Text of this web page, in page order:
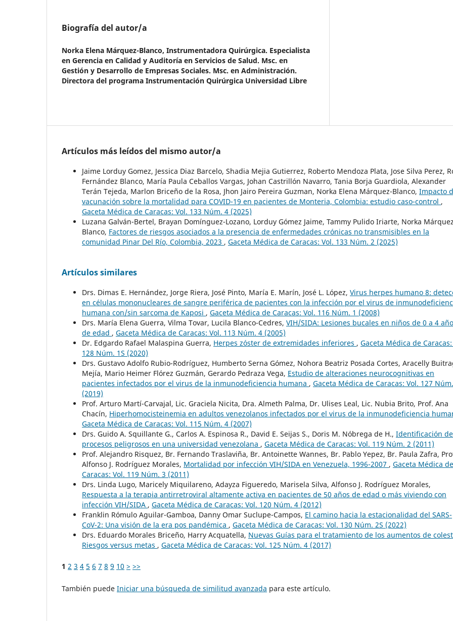
Biografía del autor/a
Norka Elena Márquez-Blanco, Instrumentadora Quirúrgica. Especialista
en Gerencia en Calidad y Auditoría en Servicios de Salud. Msc. en
Gestión y Desarrollo de Empresas Sociales. Msc. en Administración.
Directora del programa Instrumentación Quirúrgica Universidad Libre
Artículos más leídos del mismo autor/a
Jaime Lorduy Gomez, Jessica Diaz Barcelo, Shadia Mejia Gutierrez, Roberto Mendoza Plata, Jose Silva Perez,
Fernández Blanco, María Paula Ceballos Vargas, Johan Castrillón Navarro, Tania Borja Guardiola, Alexander
Terán Tejeda, Marlon Briceño de la Rosa, Jhon Jairo Pereira Guzman, Norka Elena Márquez-Blanco, Impacto
vacunación sobre la mortalidad para COVID-19 en pacientes de Monteria, Colombia: estudio caso-control ,
Gaceta Médica de Caracas: Vol. 133 Núm. 4 (2025)
Luzana Galván-Bertel, Brayan Domínguez-Lozano, Lorduy Gómez Jaime, Tammy Pulido Iriarte, Norka
Blanco, Factores de riesgos asociados a la presencia de enfermedades crónicas no transmisibles en la
comunidad Pinar Del Río, Colombia, 2023 , Gaceta Médica de Caracas: Vol. 133 Núm. 2 (2025)
Artículos similares
Drs. Dimas E. Hernández, Jorge Riera, José Pinto, María E. Marín, José L. López, Virus herpes humano 8:
en células mononucleares de sangre periférica de pacientes con la infección por el virus de
humana con/sin sarcoma de Kaposi , Gaceta Médica de Caracas: Vol. 116 Núm. 1 (2008)
Drs. María Elena Guerra, Vilma Tovar, Lucila Blanco-Cedres, VIH/SIDA: Lesiones bucales en niños de 0 a 4
de edad , Gaceta Médica de Caracas: Vol. 113 Núm. 4 (2005)
Dr. Edgardo Rafael Malaspina Guerra, Herpes zóster de extremidades inferiores , Gaceta Médica de
128 Núm. 1S (2020)
Drs. Gustavo Adolfo Rubio-Rodríguez, Humberto Serna Gómez, Nohora Beatriz Posada Cortes, Aracelly
Mejía, Mario Heimer Flórez Guzmán, Gerardo Pedraza Vega, Estudio de alteraciones neurocognitivas en
pacientes infectados por el virus de la inmunodeficiencia humana , Gaceta Médica de Caracas: Vol. 127
(2019)
Prof. Arturo Martí-Carvajal, Lic. Graciela Nicita, Dra. Almeth Palma, Dr. Ulises Leal, Lic. Nubia Brito, Prof. Ana
Chacín, Hiperhomocisteinemia en adultos venezolanos infectados por el virus de la inmunodeficiencia
Gaceta Médica de Caracas: Vol. 115 Núm. 4 (2007)
Drs. Guido A. Squillante G., Carlos A. Espinosa R., David E. Seijas S., Doris M. Nóbrega de H., Identificación de
procesos peligrosos en una universidad venezolana , Gaceta Médica de Caracas: Vol. 119 Núm. 2 (2011)
Prof. Alejandro Risquez, Br. Fernando Traslaviña, Br. Antoinette Wannes, Br. Pablo Yepez, Br. Paula Zafra,
Alfonso J. Rodríguez Morales, Mortalidad por infección VIH/SIDA en Venezuela, 1996-2007 , Gaceta Médica de
Caracas: Vol. 119 Núm. 3 (2011)
Drs. Linda Lugo, Maricely Miquilareno, Adayza Figueredo, Marisela Silva, Alfonso J. Rodríguez Morales,
Respuesta a la terapia antirretroviral altamente activa en pacientes de 50 años de edad o más viviendo con
infección VIH/SIDA , Gaceta Médica de Caracas: Vol. 120 Núm. 4 (2012)
Franklin Rómulo Aguilar-Gamboa, Danny Omar Suclupe-Campos, El camino hacia la estacionalidad del SARS-
CoV-2: Una visión de la era pos pandémica , Gaceta Médica de Caracas: Vol. 130 Núm. 2S (2022)
Drs. Eduardo Morales Briceño, Harry Acquatella, Nuevas Guías para el tratamiento de los aumentos de
Riesgos versus metas , Gaceta Médica de Caracas: Vol. 125 Núm. 4 (2017)
1 2 3 4 5 6 7 8 9 10 > >>
También puede Iniciar una búsqueda de similitud avanzada para este artículo.